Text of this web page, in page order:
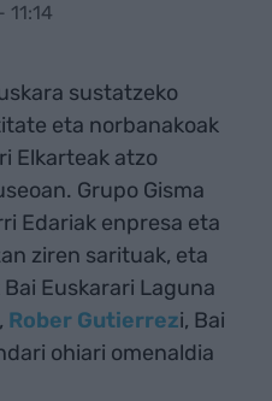
sustatzeko
eta norbanakoak
Elkarteak atzo
Grupo Gisma
Edariak enpresa eta
ziren sarituak, eta
Euskarari Laguna
Rober Gutierrezi, Bai
ohiari omenaldia